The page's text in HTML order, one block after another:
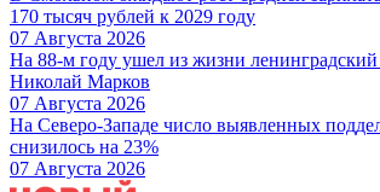
170 тысяч рублей к 2029 году
07 Августа 2026
На 88-м году ушел из жизни
Николай Марков
07 Августа 2026
На Северо-Западе число выявленных
снизилось на 23%
07 Августа 2026